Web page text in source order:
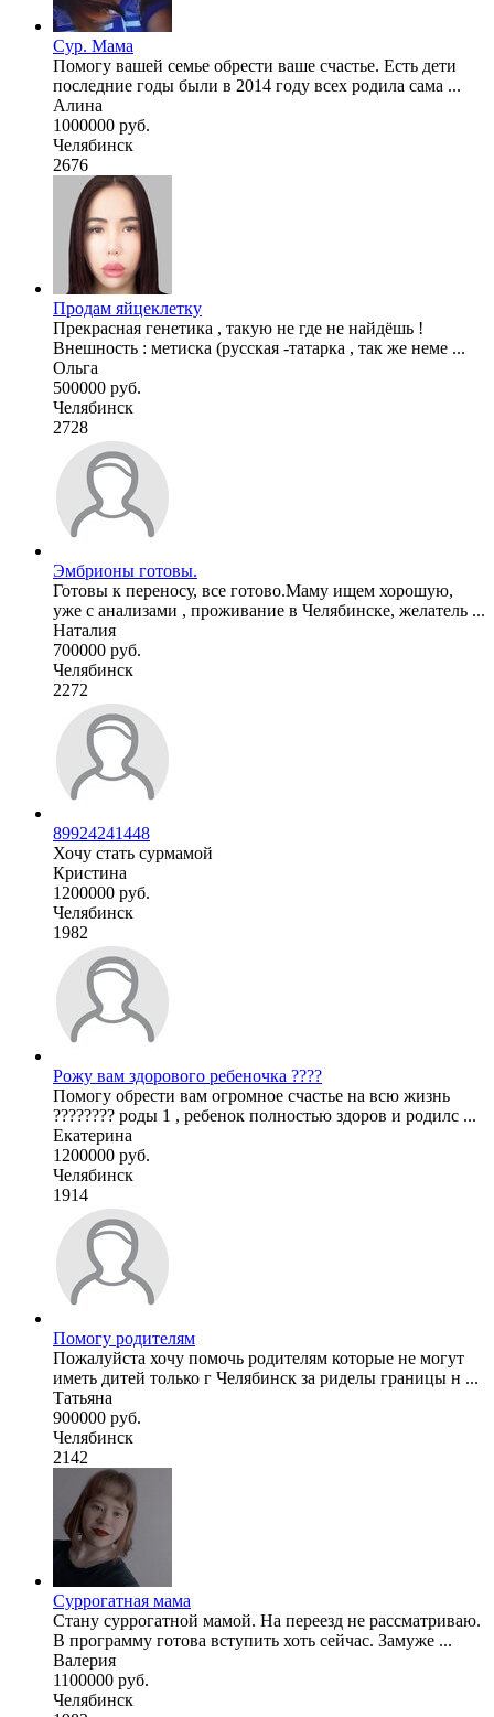
Сур. Мама
Помогу вашей семье обрести ваше счастье. Есть дети
последние годы были в 2014 году всех родила сама ...
Алина
1000000 руб.
Челябинск
2676
Продам яйцеклетку
Прекрасная генетика , такую не где не найдёшь !
Внешность : метиска (русская -татарка , так же неме ...
Ольга
500000 руб.
Челябинск
2728
Эмбрионы готовы.
Готовы к переносу, все готово.Маму ищем хорошую,
уже с анализами , проживание в Челябинске, желатель ...
Наталия
700000 руб.
Челябинск
2272
89924241448
Хочу стать сурмамой
Кристина
1200000 руб.
Челябинск
1982
Рожу вам здорового ребеночка ????
Помогу обрести вам огромное счастье на всю жизнь
???????? роды 1 , ребенок полностью здоров и родилс ...
Екатерина
1200000 руб.
Челябинск
1914
Помогу родителям
Пожалуйста хочу помочь родителям которые не могут
иметь дитей только г Челябинск за риделы границы н ...
Татьяна
900000 руб.
Челябинск
2142
Суррогатная мама
Стану суррогатной мамой. На переезд не рассматриваю.
В программу готова вступить хоть сейчас. Замуже ...
Валерия
1100000 руб.
Челябинск